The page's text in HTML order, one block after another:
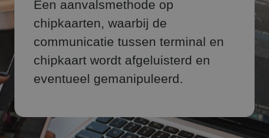
Een aanvalsmethode op
chipkaarten, waarbij de
communicatie tussen terminal en
chipkaart wordt afgeluisterd en
eventueel gemanipuleerd.